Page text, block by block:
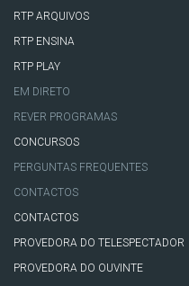
RTP ARQUIVOS
RTP ENSINA
RTP PLAY
EM DIRETO
REVER PROGRAMAS
CONCURSOS
PERGUNTAS FREQUENTES
CONTACTOS
CONTACTOS
PROVEDORA DO TELESPECTADOR
PROVEDORA DO OUVINTE